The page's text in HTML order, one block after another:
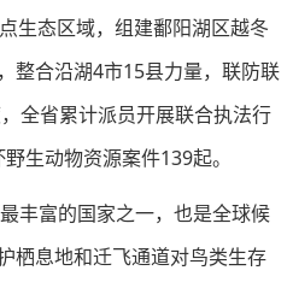
生态区域，组建鄱阳湖区越冬
整合沿湖4市15县力量，联防联
全省累计派员开展联合执法行
生动物资源案件139起。
丰富的国家之一，也是全球候
栖息地和迁飞通道对鸟类生存